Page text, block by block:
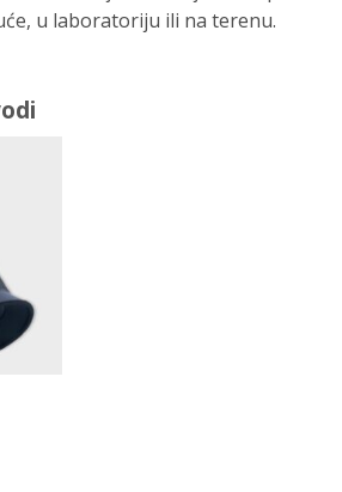
u laboratoriju ili na terenu.